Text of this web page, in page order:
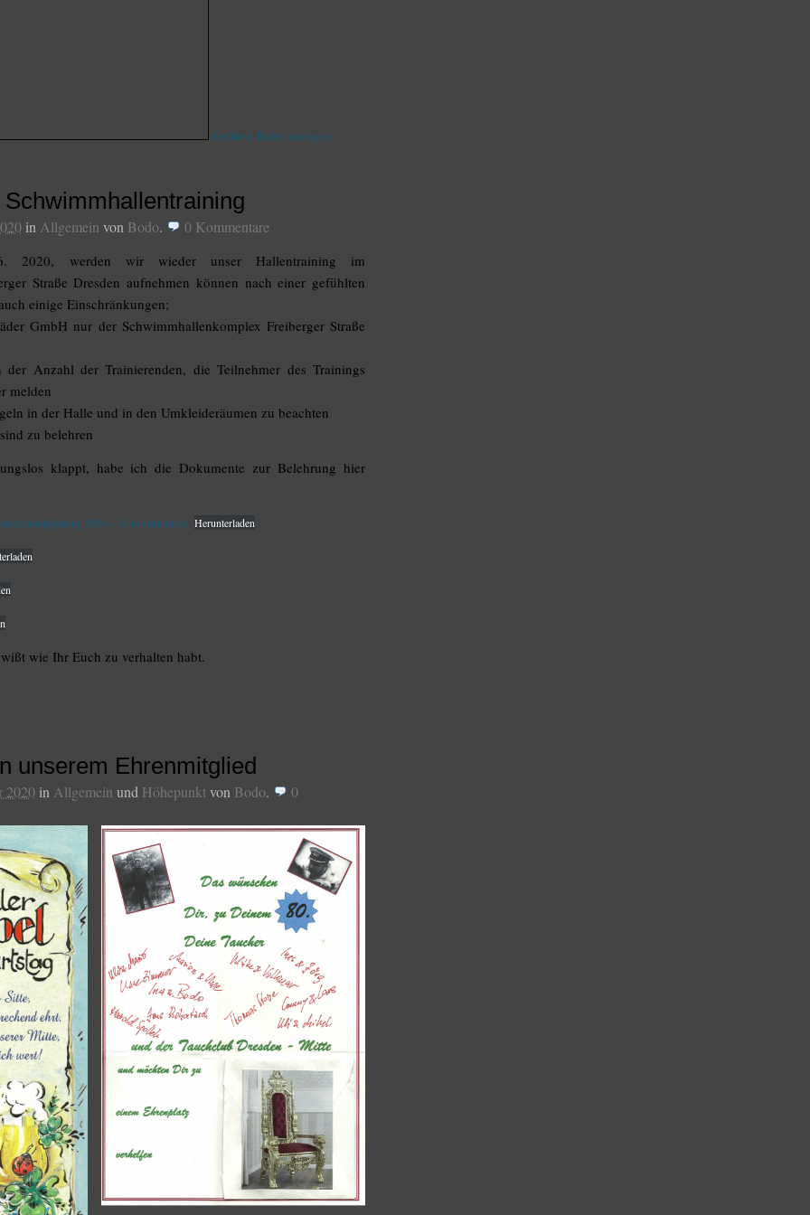
Größere Karte anzeigen
in Allgemein von Bodo. 0 Kommentare
werden wir wieder unser Hallentraining im
Straße Dresden aufnehmen können nach einer gefühlten
einige Einschränkungen;
GmbH nur der Schwimmhallenkomplex Freiberger Straße
Anzahl der Trainierenden, die Teilnehmer des Trainings
melden
in der Halle und in den Umkleideräumen zu beachten
zu belehren
klappt, habe ich die Dokumente zur Belehrung hier
2020 – Schwimmhallen Herunterladen
wie Ihr Euch zu verhalten habt.
unserem Ehrenmitglied
2020 in Allgemein und Höhepunktvon Bodo. 0